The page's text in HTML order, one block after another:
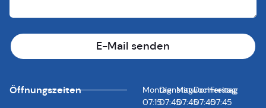
E-Mail senden
Öffnungszeiten
Montag
07:15
Dienstag
07:45
Mittwoch
07:45
Donnerstag
07:45
Freitag
07:45